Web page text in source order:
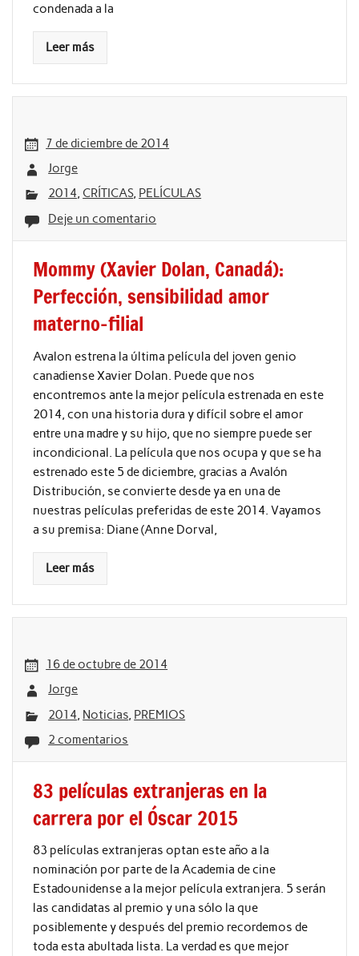
condenada a la
Leer más
7 de diciembre de 2014
Jorge
2014, CRÍTICAS, PELÍCULAS
Deje un comentario
Mommy (Xavier Dolan, Canadá):
Perfección, sensibilidad amor
materno-filial
Avalon estrena la última película del joven genio
canadiense Xavier Dolan. Puede que nos
encontremos ante la mejor película estrenada en este
2014, con una historia dura y difícil sobre el amor
entre una madre y su hijo, que no siempre puede ser
incondicional. La película que nos ocupa y que se ha
estrenado este 5 de diciembre, gracias a Avalón
Distribución, se convierte desde ya en una de
nuestras películas preferidas de este 2014. Vayamos
a su premisa: Diane (Anne Dorval,
Leer más
16 de octubre de 2014
Jorge
2014 Noticias PREMIOS
2 comentarios
83 películas extranjeras en la
carrera por el Óscar 2015
83 películas extranjeras optan este año a la
nominación por parte de la Academia de cine
Estadounidense a la mejor película extranjera. 5 serán
las candidatas al premio y una sólo la que
posiblemente y después del premio recordemos de
toda esta abultada lista. La verdad es que mejor